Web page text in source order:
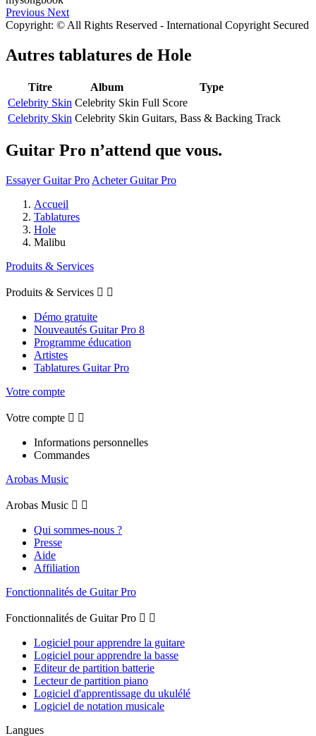
Previous Next
Copyright: © All Rights Reserved - International Copyright Secured
Autres tablatures de Hole
Titre Album
Type
Celebrity Skin Celebrity Skin Full Score
Celebrity Skin Celebrity Skin Guitars, Bass & Backing Track
Guitar Pro n’attend que vous.
Essayer Guitar Pro Acheter Guitar Pro
Accueil
Tablatures
Hole
Malibu
Produits & Services
Produits & Services  
Démo gratuite
Nouveautés Guitar Pro 8
Programme éducation
Artistes
Tablatures Guitar Pro
Votre compte
Votre compte  
Informations personnelles
Commandes
Arobas Music
Arobas Music  
Qui sommes-nous ?
Presse
Aide
Affiliation
Fonctionnalités de Guitar Pro
Fonctionnalités de Guitar Pro  
Logiciel pour apprendre la guitare
Logiciel pour apprendre la basse
Editeur de partition batterie
Lecteur de partition piano
Logiciel d'apprentissage du ukulélé
Logiciel de notation musicale
Langues